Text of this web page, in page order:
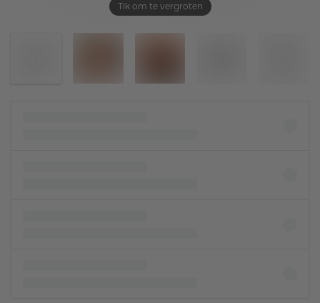
Tik om te vergroten